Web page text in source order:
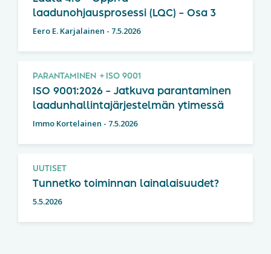
laadunohjausprosessi (LQC) – Osa 3
Eero E. Karjalainen - 7.5.2026
PARANTAMINEN ISO 9001
ISO 9001:2026 – Jatkuva parantaminen
laadunhallintajärjestelmän ytimessä
Immo Kortelainen - 7.5.2026
UUTISET
Tunnetko toiminnan lainalaisuudet?
5.5.2026